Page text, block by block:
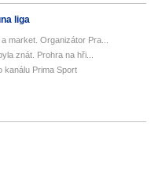
liga
market. Organizátor Pra...
znát. Prohra na hři...
kanálu Prima Sport